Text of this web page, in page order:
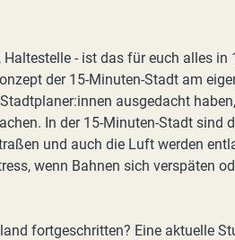
- ist das für euch alles in
der 15-Minuten-Stadt am
ausgedacht
In der 15-Minuten-Stadt sind
und auch die Luft werden
wenn Bahnen sich verspäten
fortgeschritten? Eine aktuelle